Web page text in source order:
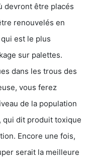
devront être placés
renouvelés en
est le plus
sur palettes.
dans les trous des
vous ferez
de la population
qui dit produit toxique
Encore une fois,
serait la meilleure